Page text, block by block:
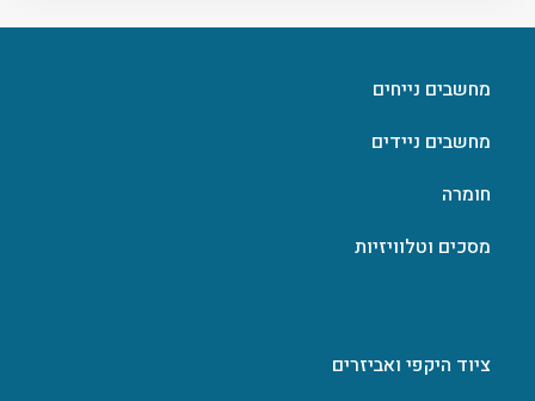
מחשבים נייחים
מחשבים ניידים
חומרה
מסכים וטלוויזיות
ציוד היקפי ואביזרים